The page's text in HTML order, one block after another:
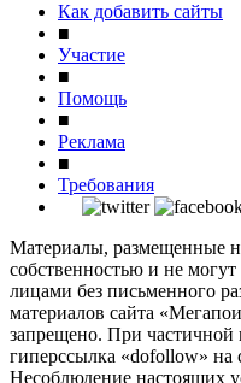
Как добавить сайты
■
Участие
■
Помощь
■
Реклама
■
Требования
Материалы, размещенные
собственностью и не
лицами без письменного
материалов сайта
запрещено. При частичной
гиперссылка «dofollow»
Несоблюдение настоящих